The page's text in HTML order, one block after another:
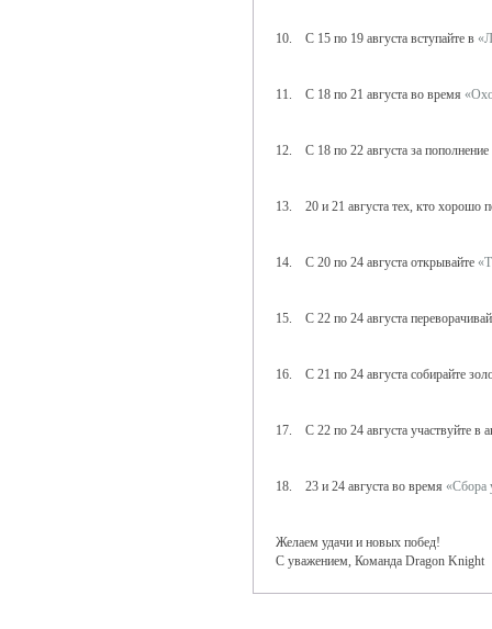
10. С 15 по 19 августа вступайте в
11. С 18 по 21 августа во время
12. С 18 по 22 августа за
13. 20 и 21 августа тех, кто хорошо
14. С 20 по 24 августа открывайте
15. С 22 по 24 августа
16. С 21 по 24 августа собирайте
17. С 22 по 24 августа участвуйте в
18. 23 и 24 августа во время «Сбора
Желаем удачи и новых побед!
С уважением, Команда Dragon Knight